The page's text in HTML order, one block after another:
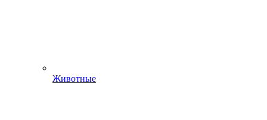
Животные